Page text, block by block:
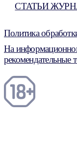
СТАТЬИ
Политика
На
рекомендательные